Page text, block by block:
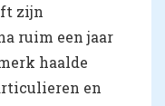
zijn
ruim een jaar
haalde
en